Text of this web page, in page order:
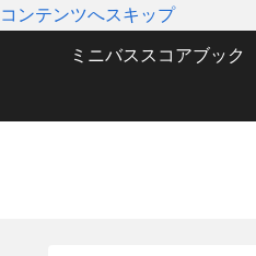
コンテンツへスキップ
ミニバススコアブック